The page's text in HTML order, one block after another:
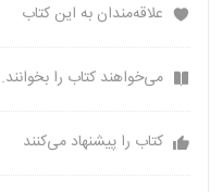
علاقه‌مندان به این کتاب
می‌خواهند کتاب را بخوانند.
کتاب را پیشنهاد می‌کنند